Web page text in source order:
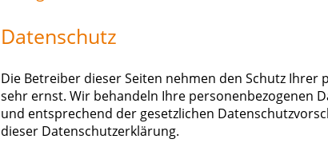
Datenschutz
Die Betreiber dieser Seiten nehmen den Schutz Ihrer
sehr ernst. Wir behandeln Ihre personenbezogenen
und entsprechend der gesetzlichen
dieser Datenschutzerklärung.